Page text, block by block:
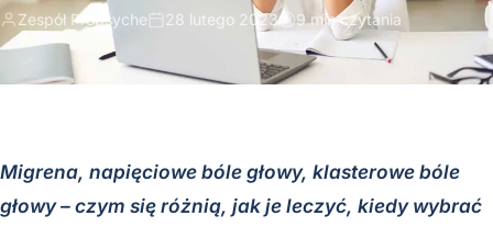
Zespół Propsyche 28 lutego 2023 9 min czytania
Migrena, napięciowe bóle głowy, klasterowe bóle
głowy – czym się różnią, jak je leczyć, kiedy wybrać